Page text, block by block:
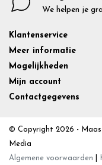
We helpen je
Klantenservice
Meer informatie
Mogelijkheden
Mijn account
Contactgegevens
© Copyright 2026 -
Media
Algemene voorwaarden